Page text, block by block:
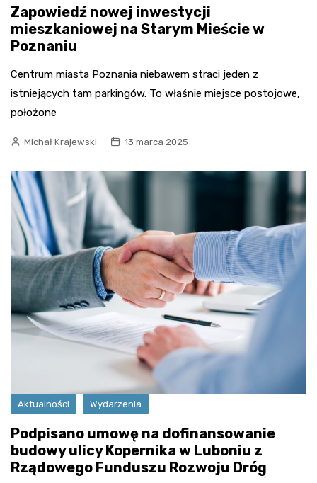
Zapowiedź nowej inwestycji
mieszkaniowej na Starym Mieście w
Poznaniu
Centrum miasta Poznania niebawem straci jeden z
istniejących tam parkingów. To właśnie miejsce postojowe,
położone
Michał Krajewski 13 marca 2025
Aktualności Wydarzenia
Podpisano umowę na dofinansowanie
budowy ulicy Kopernika w Luboniu z
Rządowego Funduszu Rozwoju Dróg